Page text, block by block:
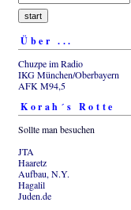
Über ...
Chuzpe im Radio
IKG München/Oberbayern
AFK M94,5
Korah´s Rotte
Sollte man besuchen
JTA
Haaretz
Aufbau, N.Y.
Hagalil
Juden.de